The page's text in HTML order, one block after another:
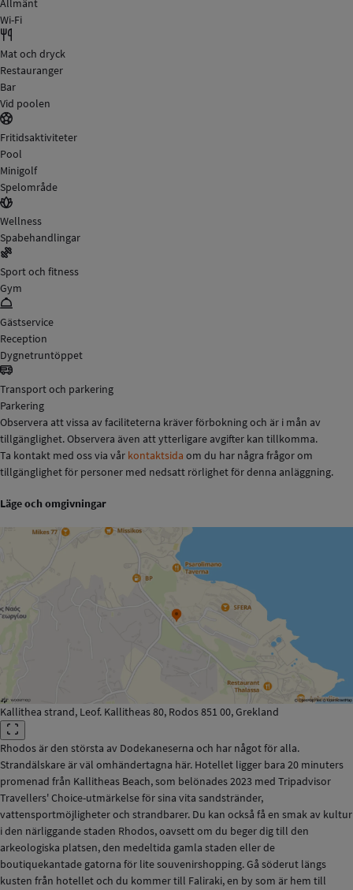
Allmänt
Wi-Fi
Mat och dryck
Restauranger
Bar
Vid poolen
Fritidsaktiviteter
Pool
Minigolf
Spelområde
Wellness
Spabehandlingar
Sport och fitness
Gym
Gästservice
Reception
Dygnetruntöppet
Transport och parkering
Parkering
Observera att vissa av faciliteterna kräver förbokning och är i mån av
tillgänglighet. Observera även att ytterligare avgifter kan tillkomma.
Ta kontakt med oss via vår kontaktsida om du har några frågor om
tillgänglighet för personer med nedsatt rörlighet för denna anläggning.
Läge och omgivningar
Kallithea strand, Leof. Kallitheas 80, Rodos 851 00, Grekland
Rhodos är den största av Dodekaneserna och har något för alla.
Strandälskare är väl omhändertagna här. Hotellet ligger bara 20 minuters
promenad från Kallitheas Beach, som belönades 2023 med Tripadvisor
Travellers' Choice-utmärkelse för sina vita sandstränder,
vattensportmöjligheter och strandbarer. Du kan också få en smak av kultur
i den närliggande staden Rhodos, oavsett om du beger dig till den
arkeologiska platsen, den medeltida gamla staden eller de
boutiquekantade gatorna för lite souvenirshopping. Gå söderut längs
kusten från hotellet och du kommer till Faliraki, en by som är hem till